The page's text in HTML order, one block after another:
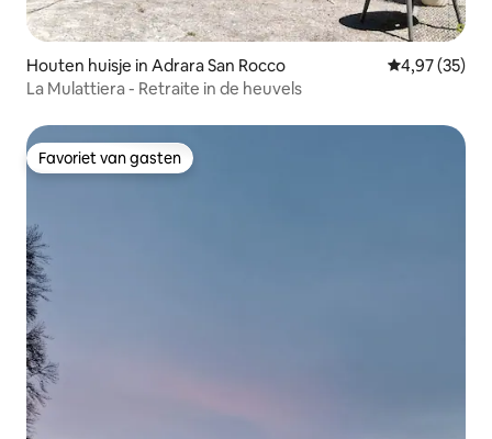
Houten huisje in Adrara San Rocco Gemiddelde
4,97 (35)
La Mulattiera - Retraite in de heuvels
Favoriet van gasten
Favoriet van gasten